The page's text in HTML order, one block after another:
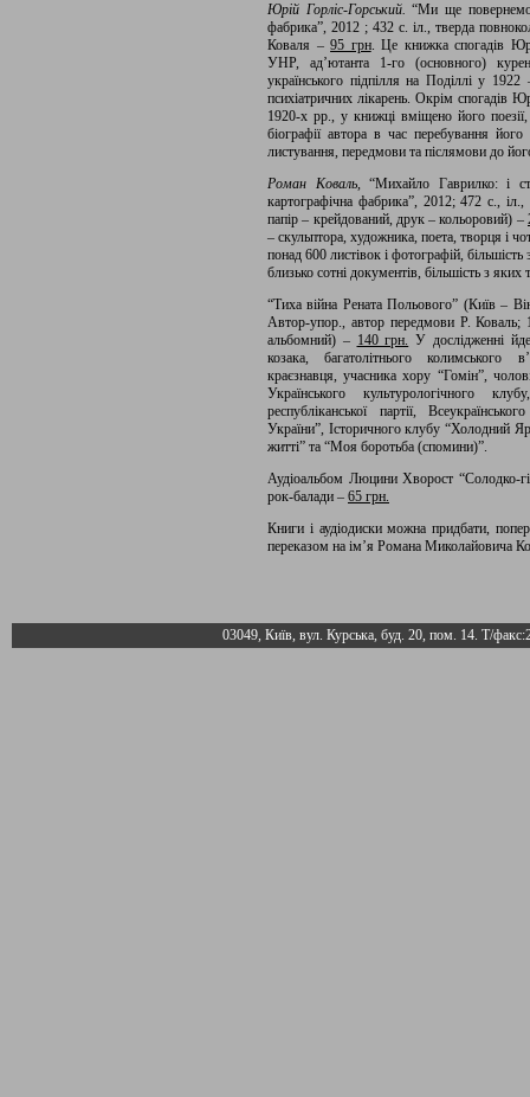
Юрій Горліс-Горський. “Ми ще
фабрика”, 2012 ; 432 с. іл., тверда
Коваля –95 грн. Це книжка спогадів
УНР, ад’ютанта 1-го (основного)
українського підпілля на Поділлі у
психіатричних лікарень. Окрім спогадів
1920-х рр., у книжці вміщено його
біографії автора в час перебування
листування, передмови та післямови до
Роман Коваль, “Михайло Гаврилко: і
картографічна фабрика”, 2012; 472 с.,
папір – крейдований, друк – кольоровий) –
– скульптора, художника, поета, творця і
понад 600 листівок і фотографій,
близько сотні документів, більшість з
“Тиха війна Рената Польового” (Київ –
Автор-упор., автор передмови Р. Коваль;
альбомний) – 140 грн. У дослідженні
козака, багатолітнього колимського
краєзнавця, учасника хору “Гомін”,
Українського культурологічного
республіканської партії,
України”, Історичного клубу “Холодний
житті” та “Моя боротьба (спомини)”.
Аудіоальбом Люцини Хворост “Солодко-
рок-балади – 65 грн.
Книги і аудіодиски можна придбати,
переказом на ім’я Романа Миколайовича
03049, Київ, вул. Курська, буд. 20, пом. 14. Т/